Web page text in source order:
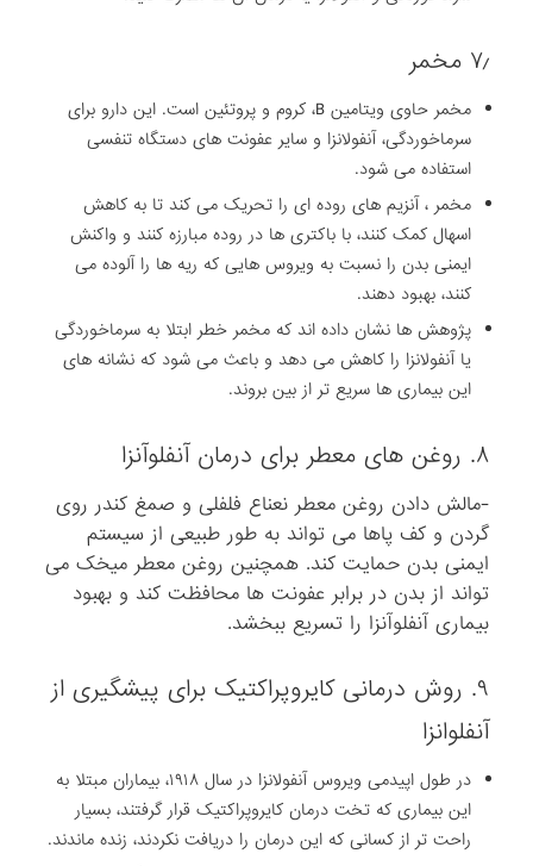
۷٫ مخمر
مخمر حاوی ویتامین B، کروم و پروتئین است. این دارو برای
سرماخوردگی، آنفولانزا و سایر عفونت های دستگاه تنفسی
استفاده می شود.
مخمر ، آنزیم های روده ای را تحریک می کند تا به کاهش
اسهال کمک کنند، با باکتری ها در روده مبارزه کنند و واکنش
ایمنی بدن را نسبت به ویروس هایی که ریه ها را آلوده می
کنند، بهبود دهند.
پژوهش ها نشان داده اند که مخمر خطر ابتلا به سرماخوردگی
یا آنفولانزا را کاهش می دهد و باعث می شود که نشانه های
این بیماری ها سریع تر از بین بروند.
۸. روغن های معطر برای درمان آنفلوآنزا
-مالش دادن روغن معطر نعناع فلفلی و صمغ کندر روی
گردن و کف پاها می تواند به طور طبیعی از سیستم
ایمنی بدن حمایت کند. همچنین روغن معطر میخک می
تواند از بدن در برابر عفونت ها محافظت کند و بهبود
بیماری آنفلوآنزا را تسریع ببخشد.
۹. روش درمانی کایروپراکتیک برای پیشگیری از
آنفلوانزا
در طول اپیدمی ویروس آنفولانزا در سال ۱۹۱۸، بیماران مبتلا به
این بیماری که تخت درمان کایروپراکتیک قرار گرفتند، بسیار
راحت تر از کسانی که این درمان را دریافت نکردند، زنده ماندند.